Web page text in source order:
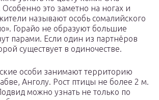
Особенно это заметно на ногах и
называют особь сомалийского
Горайо не образуют большие
парами. Если один из партнёров
существует в одиночестве.
особи занимают территорию
Анголу. Рост птицы не более 2 м.
можно узнать не только по